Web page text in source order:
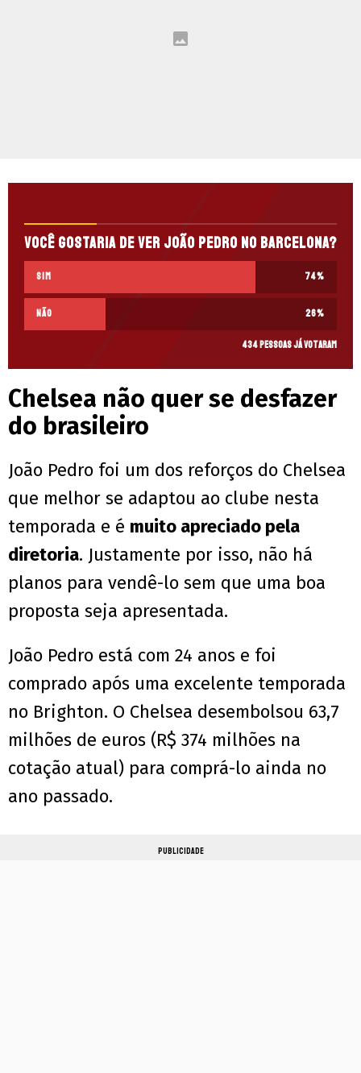
Você gostaria de ver João Pedro no Barcelona?
Sim 74%
Não 26%
434 pessoas já votaram
Chelsea não quer se desfazer
do brasileiro
João Pedro foi um dos reforços do Chelsea
que melhor se adaptou ao clube nesta
temporada e é muito apreciado pela
diretoria. Justamente por isso, não há
planos para vendê-lo sem que uma boa
proposta seja apresentada.
João Pedro está com 24 anos e foi
comprado após uma excelente temporada
no Brighton. O Chelsea desembolsou 63,7
milhões de euros (R$ 374 milhões na
cotação atual) para comprá-lo ainda no
ano passado.
PUBLICIDADE